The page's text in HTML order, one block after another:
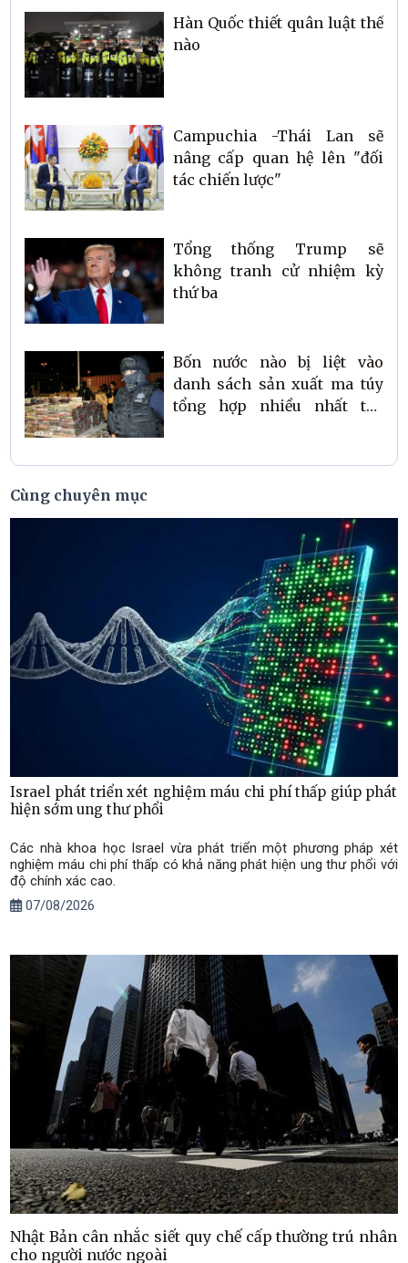
Hàn Quốc thiết quân luật thế
nào
Campuchia -Thái Lan sẽ
nâng cấp quan hệ lên "đối
tác chiến lược"
Tổng thống Trump sẽ
không tranh cử nhiệm kỳ
thứ ba
Bốn nước nào bị liệt vào
danh sách sản xuất ma túy
tổng hợp nhiều nhất thế
Cùng chuyên mục
Israel phát triển xét nghiệm máu chi phí thấp giúp phát
hiện sớm ung thư phổi
Các nhà khoa học Israel vừa phát triển một phương pháp xét
nghiệm máu chi phí thấp có khả năng phát hiện ung thư phổi với
độ chính xác cao.
07/08/2026
Nhật Bản cân nhắc siết quy chế cấp thường trú nhân
cho người nước ngoài